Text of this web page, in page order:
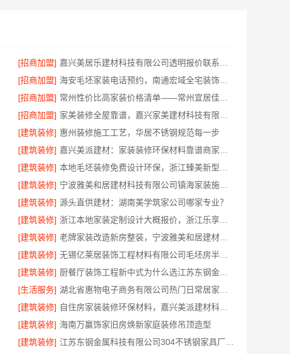
[招商加盟]
[招商加盟]
[招商加盟]
[招商加盟]
[建筑装修] 惠州装修施工工艺，华居不锈钢规范每一步
[建筑装修]
[建筑装修]
[建筑装修]
[建筑装修] 源头直供建材：湖南美学筑家公司哪家专业？
[建筑装修]
[建筑装修]
[建筑装修]
[建筑装修]
[生活服务]
[建筑装修]
[建筑装修] 海南万赢饰家旧房焕新家庭装修吊顶造型
[建筑装修]